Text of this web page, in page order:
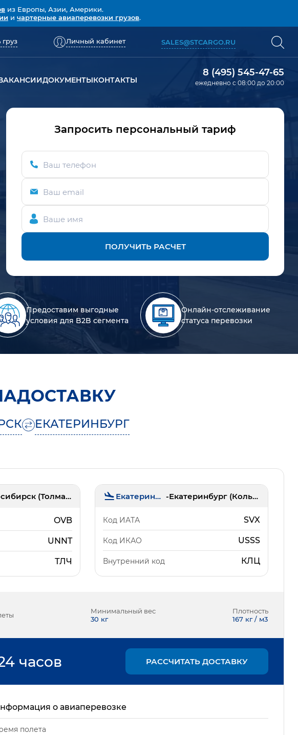
из Европы, Азии, Америки.
и чартерные авиаперевозки грузов.
груз Личный кабинет SALES@STCARGO.RU
ДОКУМЕНТЫКОНТАКТЫ
8 (495) 545-47-65
ежедневно с 08:00 до 20:00
Запросить персональный тариф
Ваш телефон
Ваш email
Ваше имя
ПОЛУЧИТЬ РАСЧЕТ
Предоставим выгодные
условия для B2B сегмента
Онлайн-отслеживание
статуса перевозки
ЕКАТЕРИНБУРГ
Новосибирск (Толмачёво)
OVB
UNNT
ТЛЧ
Екатеринбург - Екатеринбург (Кольцово)
Код ИАТА SVX
Код ИКАО USSS
Внутренний код КЛЦ
Минимальный вес
30 кг
Плотность
167 кг / м3
часов РАССЧИТАТЬ ДОСТАВКУ
о авиаперевозке
полета